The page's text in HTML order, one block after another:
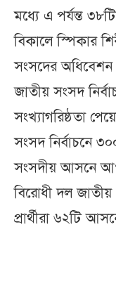
মধ্যে এ পর্যন্ত
বিকালে স্পিকার
সংসদের অধিবেশন
জাতীয় সংসদ
সংখ্যাগরিষ্ঠতা
সংসদ নির্বাচনে
সংসদীয় আসনে
বিরোধী দল জাতীয়
প্রার্থীরা ৬২টি